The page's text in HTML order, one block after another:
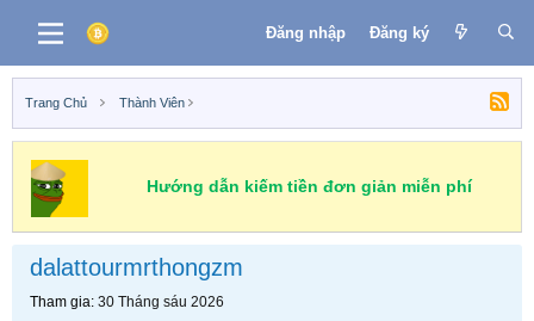
Đăng nhập Đăng ký
Trang Chủ Thành Viên
Hướng dẫn kiếm tiền đơn giản miễn phí
dalattourmrthongzm
Tham gia 30 Tháng sáu 2026